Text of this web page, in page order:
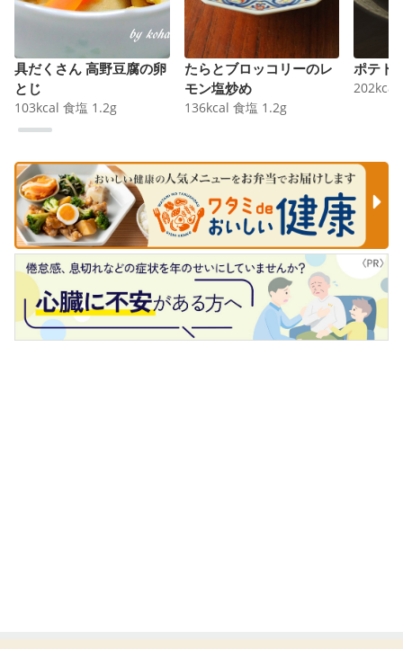
具だくさん 高野豆腐の卵
とじ
103kcal 食塩 1.2g
たらとブロッコリーのレ
モン塩炒め
136kcal 食塩 1.2g
ポテト
202kcal